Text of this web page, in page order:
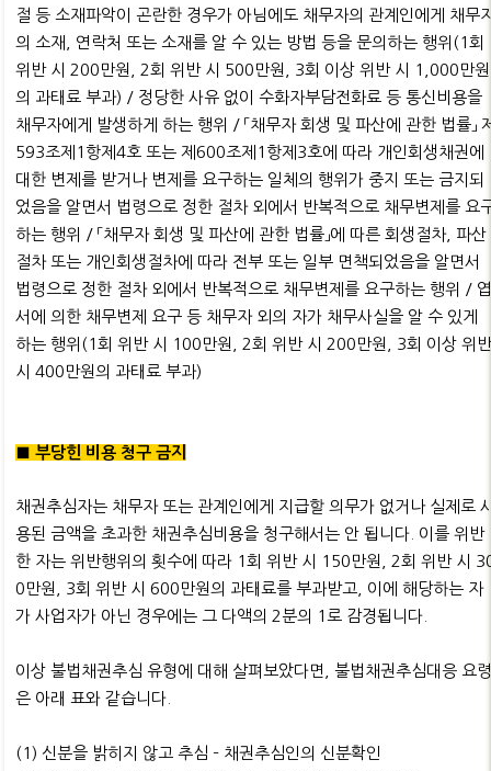
절 등 소재파악이 곤란한 경우가 아님에도 채무자의 관계인에게 채무
의 소재, 연락처 또는 소재를 알 수 있는 방법 등을 문의하는 행위(1회
위반 시 200만원, 2회 위반 시 500만원, 3회 이상 위반 시 1,000만원
의 과태료 부과) / 정당한 사유 없이 수화자부담전화료 등 통신비용을
채무자에게 발생하게 하는 행위 / 「채무자 회생 및 파산에 관한 법률」
593조제1항제4호 또는 제600조제1항제3호에 따라 개인회생채권에
대한 변제를 받거나 변제를 요구하는 일체의 행위가 중지 또는 금지되
었음을 알면서 법령으로 정한 절차 외에서 반복적으로 채무변제를 요
하는 행위 / 「채무자 회생 및 파산에 관한 법률」에 따른 회생절차, 파산
절차 또는 개인회생절차에 따라 전부 또는 일부 면책되었음을 알면서
법령으로 정한 절차 외에서 반복적으로 채무변제를 요구하는 행위 /
서에 의한 채무변제 요구 등 채무자 외의 자가 채무사실을 알 수 있게
하는 행위(1회 위반 시 100만원, 2회 위반 시 200만원, 3회 이상 위
시 400만원의 과태료 부과)
■ 부당힌 비용 청구 금지
채권추심자는 채무자 또는 관계인에게 지급할 의무가 없거나 실제로
용된 금액을 초과한 채권추심비용을 청구해서는 안 됩니다. 이를 위반
한 자는 위반행위의 횟수에 따라 1회 위반 시 150만원, 2회 위반 시
0만원, 3회 위반 시 600만원의 과태료를 부과받고, 이에 해당하는 자
가 사업자가 아닌 경우에는 그 다액의 2분의 1로 감경됩니다.
이상 불법채권추심 유형에 대해 살펴보았다면, 불법채권추심대응 요
은 아래 표와 같습니다.
(1) 신분을 밝히지 않고 추심 – 채권추심인의 신분확인